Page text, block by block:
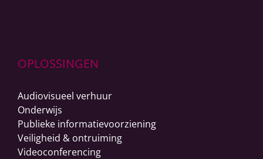
OPLOSSINGEN
Audiovisueel verhuur
Onderwijs
Publieke informatievoorziening
Veiligheid & ontruiming
Videoconferencing